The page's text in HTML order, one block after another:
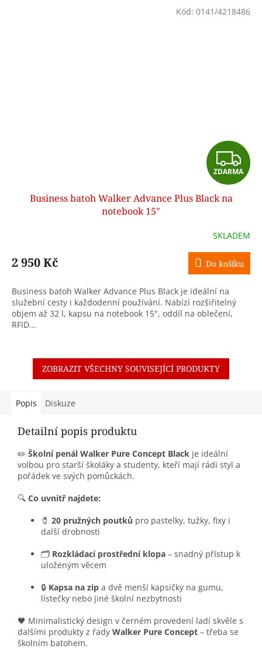
Z
D
R
M
A
ZDARMA
Business batoh Walker Advance Plus Black na
notebook 15"
SKLADEM
2 950 Kč Do košíku
Business batoh Walker Advance Plus Black je ideální na
služební cesty i každodenní používání. Nabízí rozšiřitelný
objem až 32 l, kapsu na notebook 15", oddíl na oblečení,
RFID...
Kód: 0141/4218486
ZOBRAZIT VŠECHNY SOUVISEJÍCÍ PRODUKTY
Popis Diskuze
Detailní popis produktu
✏️ Školní penál Walker Pure Concept Black je ideální
volbou pro starší školáky a studenty, kteří mají rádi styl a
pořádek ve svých pomůckách.
🔍 Co uvnitř najdete:
🧷 20 pružných poutků pro pastelky, tužky, fixy i
další drobnosti
🗂️ Rozkládací prostřední klopa – snadný přístup k
uloženým věcem
🔒 Kapsa na zip a dvě menší kapsičky na gumu,
lístečky nebo jiné školní nezbytnosti
🖤 Minimalistický design v černém provedení ladí skvěle s
dalšími produkty z řady Walker Pure Concept – třeba se
školním batohem.